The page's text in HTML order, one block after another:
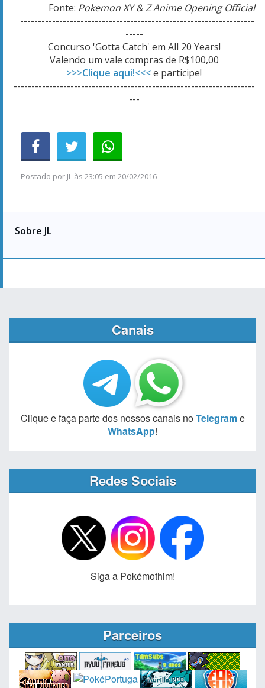
Fonte: Pokemon XY & Z Anime Opening Official
------------------------------------------------------------------
-----
Concurso 'Gotta Catch' em All 20 Years!
Valendo um vale compras de R$100,00
>>>Clique aqui!<<<e participe!
--------------------------------------------------------------------
---
Postado por JL às 23:05 em 20/02/2016
Sobre JL
Canais
Clique e faça parte dos nossos canais noTelegrame
WhatsApp!
Redes Sociais
Siga a Pokémothim!
Parceiros